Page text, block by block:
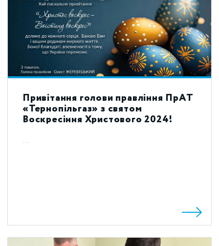
Привітання голови правління ПрАТ
«Тернопільгаз» з святом
Воскресіння Христового 2024!
...